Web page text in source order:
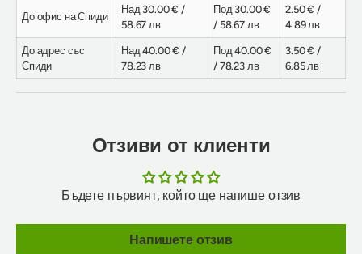
До офис на Спиди
Над 30.00 € /
58.67 лв
Под 30.00 €
/ 58.67 лв
2.50 € /
4.89 лв
До адрес със
Спиди
Над 40.00 € /
78.23 лв
Под 40.00 €
/ 78.23 лв
3.50 € /
6.85 лв
Отзиви от клиенти
Бъдете първият, който ще напише отзив
Напишете отзив